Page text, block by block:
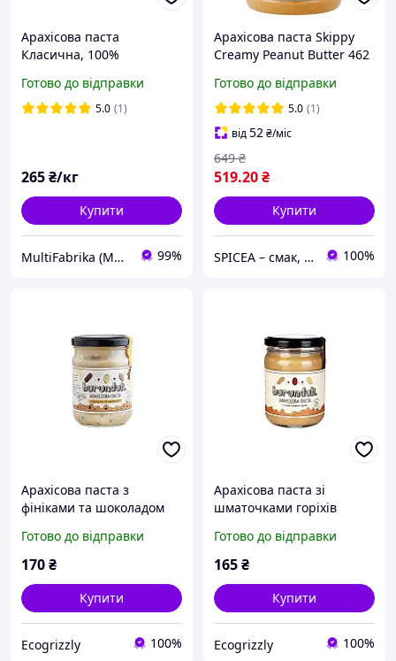
Арахісова паста
Класична, 100%
виробництво, 10 кг
Готово до відправки
5.0 (1)
265₴/кг
Купити
MultiFabrika (Мультифабрика) 99%
Арахісова паста Skippy
Creamy Peanut Butter 462
Готово до відправки
5.0 (1)
від52₴/міс
519.20₴
649 ₴
Купити
SPICEA – смак, який надихає кулінарні шедеври! 100%
Арахісова паста з
фініками та шоколадом
Готово до відправки
170₴
Купити
Ecogrizzly 100%
Арахісова паста зі
шматочками горіхів
Готово до відправки
165₴
Купити
Ecogrizzly 100%